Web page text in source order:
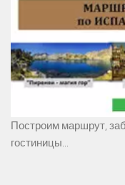
Построим маршрут,
гостиницы...